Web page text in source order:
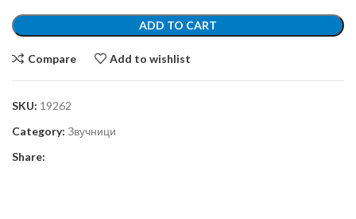
ADD TO CART
Compare Add to wishlist
SKU: 19262
Category: Звучници
Share: